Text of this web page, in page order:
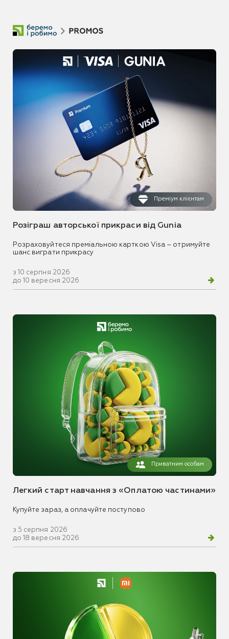
Преміум клієнтам
Розіграш авторської прикраси від Gunia
Розраховуйтеся преміальною карткою Visa – отримуйте
шанс виграти прикрасу
з 10 серпня 2026
до 10 вересня 2026
Приватним особам
Легкий старт навчання з «Оплатою частинами»
Купуйте зараз, а оплачуйте поступово
з 5 серпня 2026
до 18 вересня 2026